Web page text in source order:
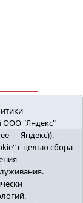
ООО "Яндекс"
— Яндекс)).
с целью сбора